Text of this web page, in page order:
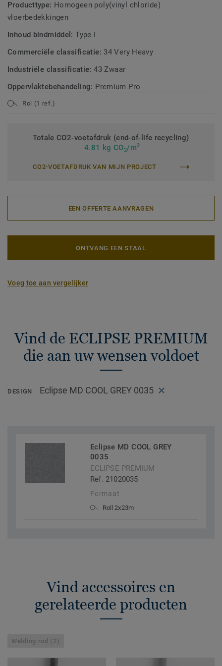
Producttype: Homogeen poly(vinyl chloride)
vloerbedekkingen
Inhoud bindmiddel:Type I
Commerciële classificatie: 34 Very Heavy
Industriële classificatie:43 Zwaar
Oppervlaktebehandeling: Premium Pro
Rol (1 ref.)
Totale CO2-voetafdruk (end-of-life recycling)
4.81 kg CO2/m2
CO2-VOETAFDRUK VAN MIJN PROJECT
EEN OFFERTE AANVRAGEN
ONTVANG EEN STAAL
Voeg toe aan vergelijker
Vind de ECLIPSE PREMIUM
die aan uw wensen voldoet
DESIGN Eclipse MD COOL GREY 0035
Eclipse MD COOL GREY
0035
ECLIPSE PREMIUM
Ref. 21020035
Formaat
Roll 2x23m
Vind accessoires en
gerelateerde producten
Welding rod (2)